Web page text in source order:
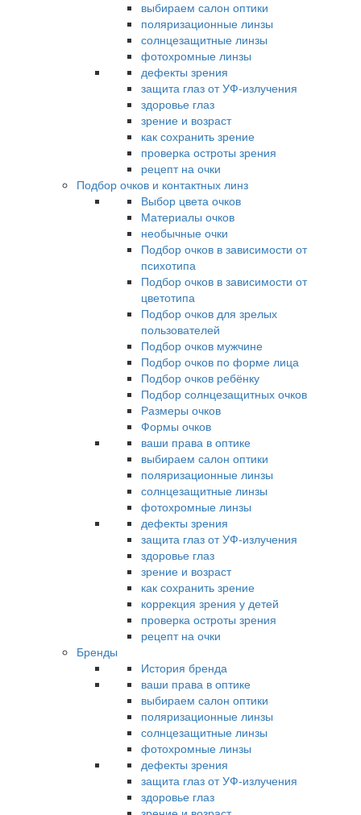
выбираем салон оптики
поляризационные линзы
солнцезащитные линзы
фотохромные линзы
дефекты зрения
защита глаз от УФ-излучения
здоровье глаз
зрение и возраст
как сохранить зрение
проверка остроты зрения
рецепт на очки
Подбор очков и контактных линз
Выбор цвета очков
Материалы очков
необычные очки
Подбор очков в зависимости от
психотипа
Подбор очков в зависимости от
цветотипа
Подбор очков для зрелых
пользователей
Подбор очков мужчине
Подбор очков по форме лица
Подбор очков ребёнку
Подбор солнцезащитных очков
Размеры очков
Формы очков
ваши права в оптике
выбираем салон оптики
поляризационные линзы
солнцезащитные линзы
фотохромные линзы
дефекты зрения
защита глаз от УФ-излучения
здоровье глаз
зрение и возраст
как сохранить зрение
коррекция зрения у детей
проверка остроты зрения
рецепт на очки
Бренды
История бренда
ваши права в оптике
выбираем салон оптики
поляризационные линзы
солнцезащитные линзы
фотохромные линзы
дефекты зрения
защита глаз от УФ-излучения
здоровье глаз